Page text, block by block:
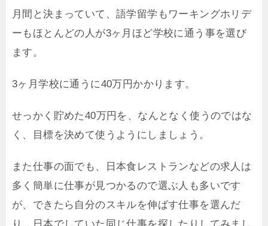
月間と決まっていて、語学留学もワーキングホリデ
ーもほとんどの人が3ヶ月ほど学校に通う事を選び
ます。
3ヶ月学校に通うに40万円かかります。
せっかく貯めた40万円を、なんとなく使うのではな
く、目標を決めて使うようにしましょう。
また仕事の面でも、日本食レストランなどの求人は
多く簡単に仕事が見つかるので選ぶ人も多いです
が、できたら自分のスキルを伸ばす仕事を選んだ
り、日本でしていた同じ仕事を探したりしてみまし